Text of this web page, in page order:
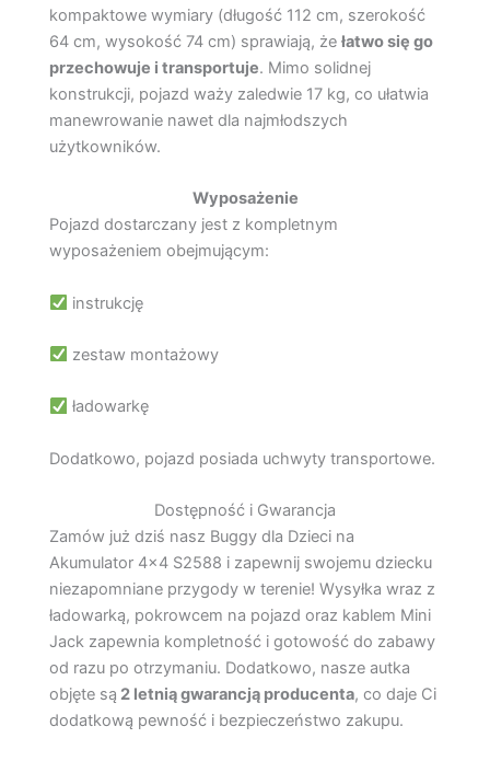
kompaktowe wymiary (długość 112 cm, szerokość
64 cm, wysokość 74 cm) sprawiają, że łatwo się go
przechowuje i transportuje. Mimo solidnej
konstrukcji, pojazd waży zaledwie 17 kg, co ułatwia
manewrowanie nawet dla najmłodszych
użytkowników.
Wyposażenie
Pojazd dostarczany jest z kompletnym
wyposażeniem obejmującym:
instrukcję
zestaw montażowy
ładowarkę
Dodatkowo, pojazd posiada uchwyty transportowe.
Dostępność i Gwarancja
Zamów już dziś nasz Buggy dla Dzieci na
Akumulator 4×4 S2588 i zapewnij swojemu dziecku
niezapomniane przygody w terenie! Wysyłka wraz z
ładowarką, pokrowcem na pojazd oraz kablem Mini
Jack zapewnia kompletność i gotowość do zabawy
od razu po otrzymaniu. Dodatkowo, nasze autka
objęte są 2 letnią gwarancją producenta, co daje Ci
dodatkową pewność i bezpieczeństwo zakupu.